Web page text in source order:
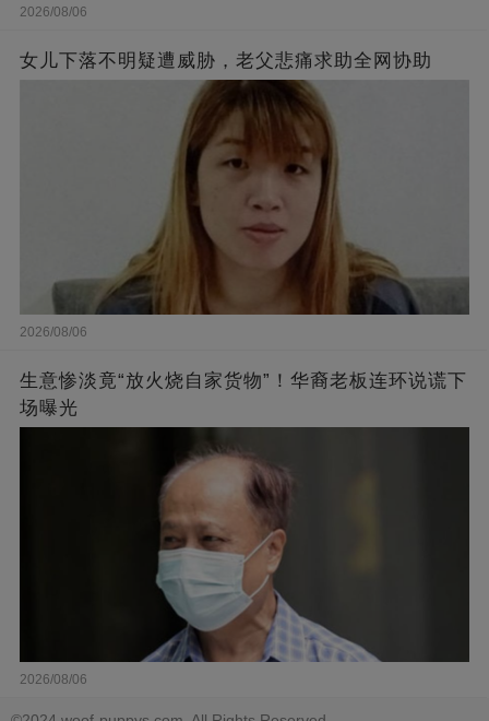
2026/08/06
女儿下落不明疑遭威胁，老父悲痛求助全网协助
2026/08/06
生意惨淡竟“放火烧自家货物”！华裔老板连环说谎下
场曝光
2026/08/06